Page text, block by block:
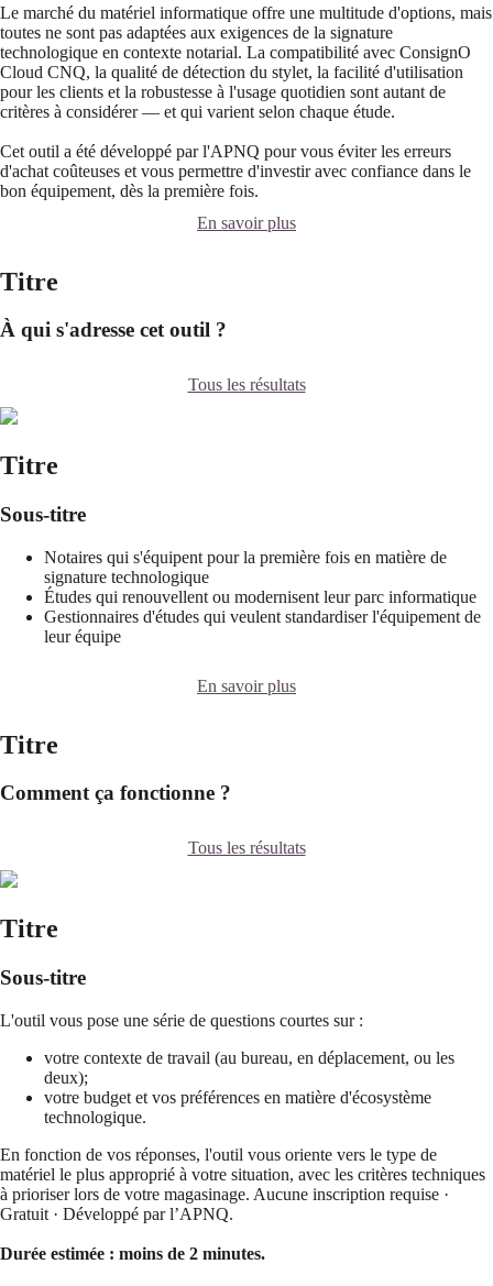
Le marché du matériel informatique offre une multitude d'options, mais
toutes ne sont pas adaptées aux exigences de la signature
technologique en contexte notarial. La compatibilité avec ConsignO
Cloud CNQ, la qualité de détection du stylet, la facilité d'utilisation
pour les clients et la robustesse à l'usage quotidien sont autant de
critères à considérer — et qui varient selon chaque étude.
Cet outil a été développé par l'APNQ pour vous éviter les erreurs
d'achat coûteuses et vous permettre d'investir avec confiance dans le
bon équipement, dès la première fois.
En savoir plus
Titre
À qui s'adresse cet outil ?
Tous les résultats
Titre
Sous-titre
Notaires qui s'équipent pour la première fois en matière de
signature technologique
Études qui renouvellent ou modernisent leur parc informatique
Gestionnaires d'études qui veulent standardiser l'équipement de
leur équipe
En savoir plus
Titre
Comment ça fonctionne ?
Tous les résultats
Titre
Sous-titre
L'outil vous pose une série de questions courtes sur :
votre contexte de travail (au bureau, en déplacement, ou les
deux);
votre budget et vos préférences en matière d'écosystème
technologique.
En fonction de vos réponses, l'outil vous oriente vers le type de
matériel le plus approprié à votre situation, avec les critères techniques
à prioriser lors de votre magasinage. Aucune inscription requise ·
Gratuit · Développé par l’APNQ.
Durée estimée : moins de 2 minutes.